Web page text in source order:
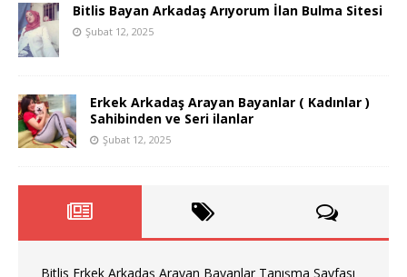
Bitlis Bayan Arkadaş Arıyorum İlan Bulma Sitesi
Şubat 12, 2025
Erkek Arkadaş Arayan Bayanlar ( Kadınlar )
Sahibinden ve Seri ilanlar
Şubat 12, 2025
Bitlis Erkek Arkadaş Arayan Bayanlar Tanışma Sayfası